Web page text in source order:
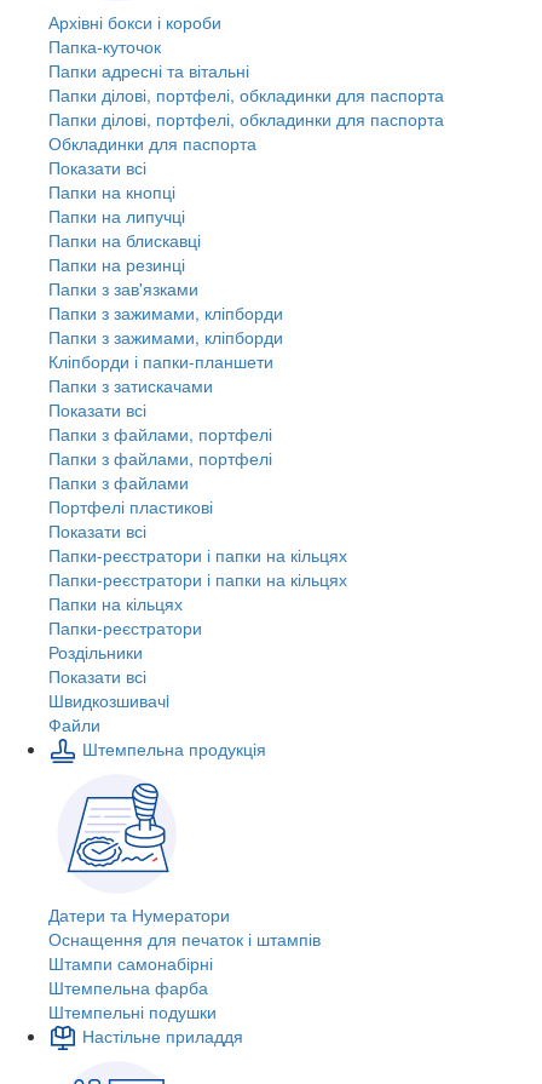
Архівні бокси і короби
Папка-куточок
Папки адресні та вітальні
Папки ділові, портфелі, обкладинки для паспорта
Папки ділові, портфелі, обкладинки для паспорта
Обкладинки для паспорта
Показати всі
Папки на кнопці
Папки на липучці
Папки на блискавці
Папки на резинці
Папки з зав'язками
Папки з зажимами, кліпборди
Папки з зажимами, кліпборди
Кліпборди і папки-планшети
Папки з затискачами
Показати всі
Папки з файлами, портфелі
Папки з файлами, портфелі
Папки з файлами
Портфелі пластикові
Показати всі
Папки-реєстратори і папки на кільцях
Папки-реєстратори і папки на кільцях
Папки на кільцях
Папки-реєстратори
Роздільники
Показати всі
Швидкозшивачi
Файли
Штемпельна продукція
Датери та Нумератори
Оснащення для печаток і штампів
Штампи самонабірні
Штемпельна фарба
Штемпельні подушки
Настільне приладдя